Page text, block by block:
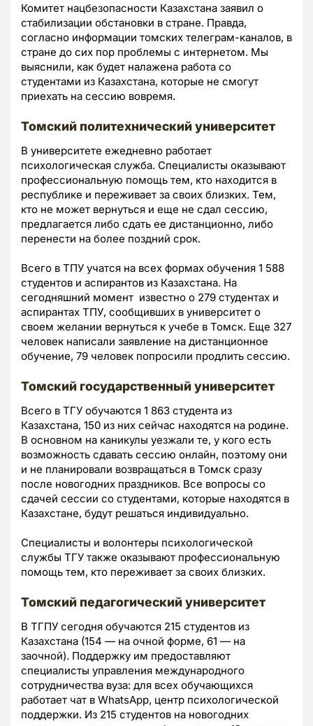
Комитет нацбезопасности Казахстана заявил о
стабилизации обстановки в стране. Правда,
согласно информации томских телеграм-каналов, в
стране до сих пор проблемы с интернетом. Мы
выяснили, как будет налажена работа со
студентами из Казахстана, которые не смогут
приехать на сессию вовремя.
Томский политехнический университет
В университете ежедневно работает
психологическая служба. Специалисты оказывают
профессиональную помощь тем, кто находится в
республике и переживает за своих близких. Тем,
кто не может вернуться и еще не сдал сессию,
предлагается либо сдать ее дистанционно, либо
перенести на более поздний срок.
Всего в ТПУ учатся на всех формах обучения 1 588
студентов и аспирантов из Казахстана. На
сегодняшний момент известно о 279 студентах и
аспирантах ТПУ, сообщивших в университет о
своем желании вернуться к учебе в Томск. Еще 327
человек написали заявление на дистанционное
обучение, 79 человек попросили продлить сессию.
Томский государственный университет
Всего в ТГУ обучаются 1 863 студента из
Казахстана, 150 из них сейчас находятся на родине.
В основном на каникулы уезжали те, у кого есть
возможность сдавать сессию онлайн, поэтому они
и не планировали возвращаться в Томск сразу
после новогодних праздников. Все вопросы со
сдачей сессии со студентами, которые находятся в
Казахстане, будут решаться индивидуально.
Специалисты и волонтеры психологической
службы ТГУ также оказывают профессиональную
помощь тем, кто переживает за своих близких.
Томский педагогический университет
В ТГПУ сегодня обучаются 215 студентов из
Казахстана (154 — на очной форме, 61 — на
заочной). Поддержку им предоставляют
специалисты управления международного
сотрудничества вуза: для всех обучающихся
работает чат в WhatsApp, центр психологической
поддержки. Из 215 студентов на новогодних